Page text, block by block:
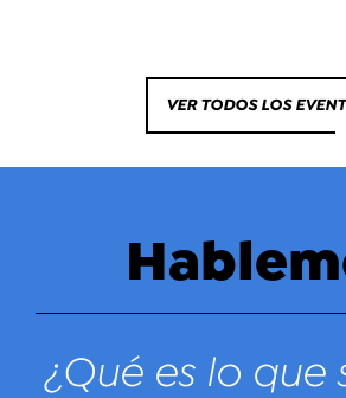
VER TODOS LOS
¿Qué es lo que